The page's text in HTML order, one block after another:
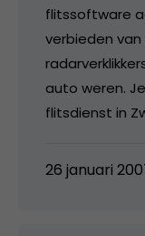
flitssoftware
verbieden
auto weren.
flitsdienst in
26 januari